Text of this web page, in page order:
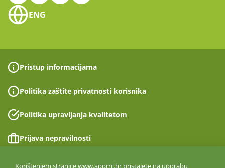
ENG
Pristup informacijama
Politika zaštite privatnosti korisnika
Politika upravljanja kvalitetom
Prijava nepravilnosti
Izjava o pristupačnosti
Korištenjem stranice www.apprrr.hr pristajete na uporabu